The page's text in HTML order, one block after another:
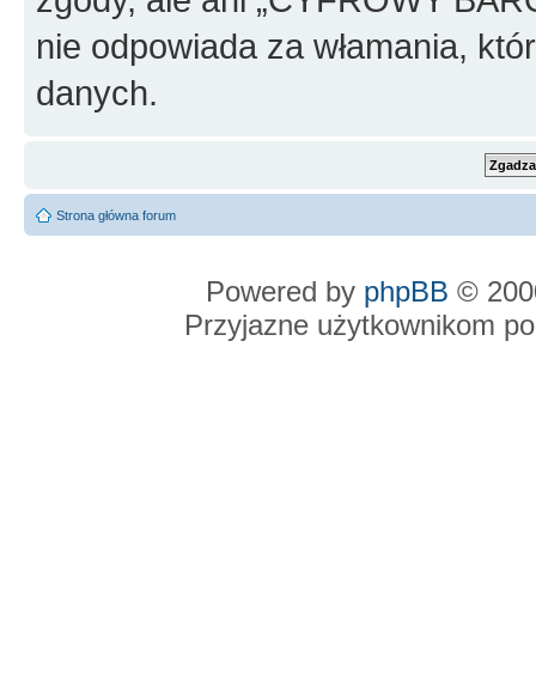
nie odpowiada za włamania,
danych.
Strona główna forum
Powered by phpBB ©
Przyjazne użytkownikom